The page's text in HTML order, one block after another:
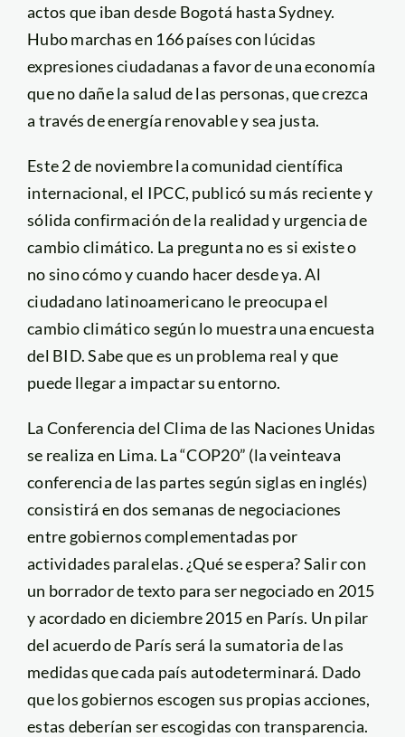
actos que iban desde Bogotá hasta Sydney.
Hubo marchas en 166 países con lúcidas
expresiones ciudadanas a favor de una economía
que no dañe la salud de las personas, que crezca
a través de energía renovable y sea justa.
Este 2 de noviembre la comunidad científica
internacional, el IPCC, publicó su más reciente y
sólida confirmación de la realidad y urgencia de
cambio climático. La pregunta no es si existe o
no sino cómo y cuando hacer desde ya. Al
ciudadano latinoamericano le preocupa el
cambio climático según lo muestra una encuesta
del BID. Sabe que es un problema real y que
puede llegar a impactar su entorno.
La Conferencia del Clima de las Naciones Unidas
se realiza en Lima. La “COP20” (la veinteava
conferencia de las partes según siglas en inglés)
consistirá en dos semanas de negociaciones
entre gobiernos complementadas por
actividades paralelas. ¿Qué se espera? Salir con
un borrador de texto para ser negociado en 2015
y acordado en diciembre 2015 en París. Un pilar
del acuerdo de París será la sumatoria de las
medidas que cada país autodeterminará. Dado
que los gobiernos escogen sus propias acciones,
estas deberían ser escogidas con transparencia.